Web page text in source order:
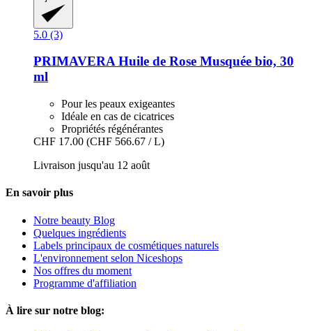
5.0 (3)
PRIMAVERAHuile de Rose Musquée bio, 30
ml
Pour les peaux exigeantes
Idéale en cas de cicatrices
Propriétés régénérantes
CHF 17.00 (CHF 566.67 / L)
Livraison jusqu'au 12 août
En savoir plus
Notre beauty Blog
Quelques ingrédients
Labels principaux de cosmétiques naturels
L'environnement selon Niceshops
Nos offres du moment
Programme d'affiliation
À lire sur notre blog: